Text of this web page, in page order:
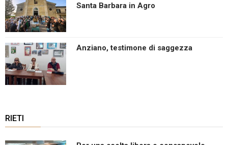
Santa Barbara in Agro
Anziano, testimone di saggezza
RIETI